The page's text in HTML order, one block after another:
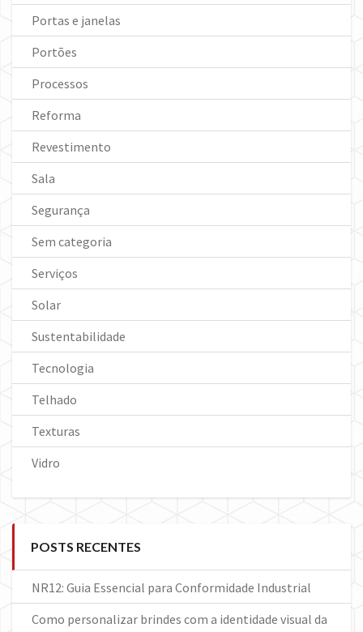
Portas e janelas
Portões
Processos
Reforma
Revestimento
Sala
Segurança
Sem categoria
Serviços
Solar
Sustentabilidade
Tecnologia
Telhado
Texturas
Vidro
POSTS RECENTES
NR12: Guia Essencial para Conformidade Industrial
Como personalizar brindes com a identidade visual da